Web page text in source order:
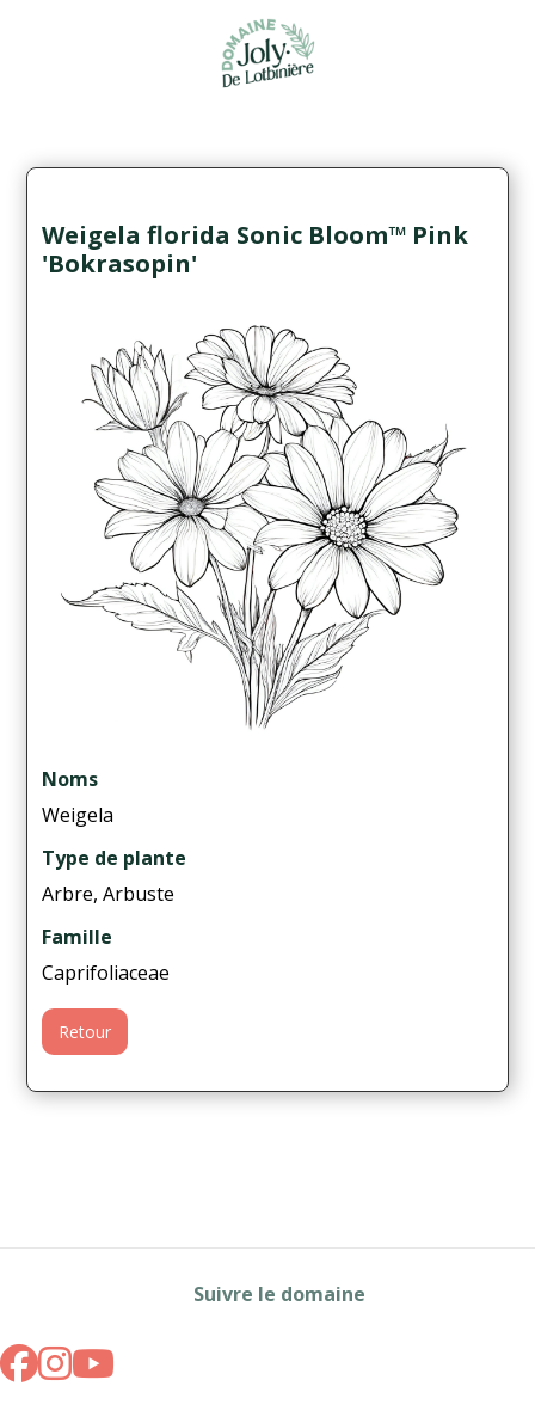
Weigela florida Sonic Bloom™ Pink
'Bokrasopin'
Noms
Weigela
Type de plante
Arbre, Arbuste
Famille
Caprifoliaceae
Retour
Suivre le domaine